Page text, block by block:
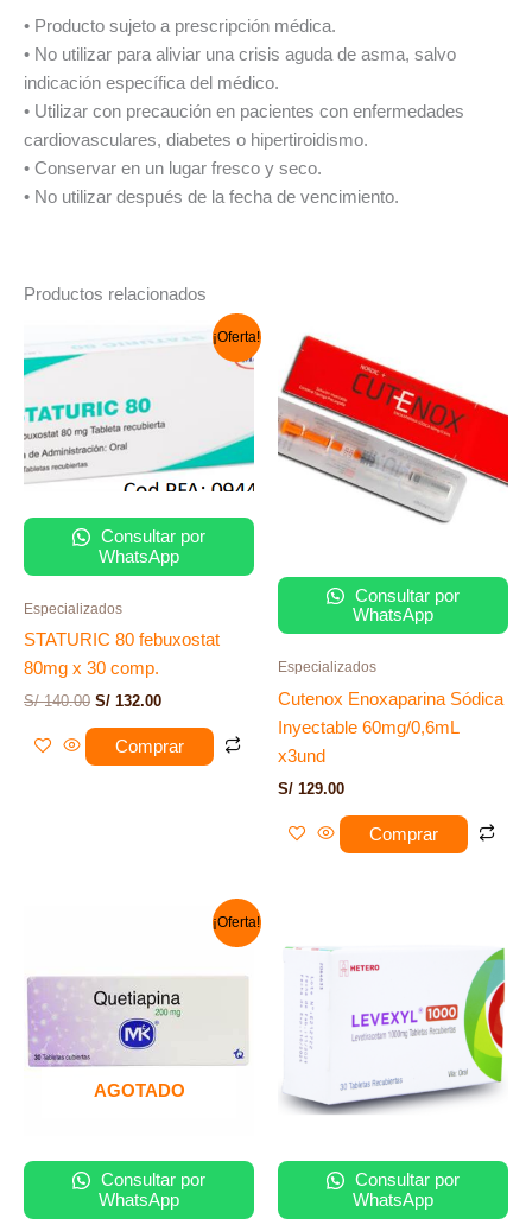
• Producto sujeto a prescripción médica.
• No utilizar para aliviar una crisis aguda de asma, salvo
indicación específica del médico.
• Utilizar con precaución en pacientes con enfermedades
cardiovasculares, diabetes o hipertiroidismo.
• Conservar en un lugar fresco y seco.
• No utilizar después de la fecha de vencimiento.
Productos relacionados
¡Oferta!
Consultar por
WhatsApp
Especializados
STATURIC 80 febuxostat
80mg x 30 comp.
S/140.00
precio
S/ 140.00.
S/ 132.00
Comprar
Consultar por
WhatsApp
Especializados
Cutenox Enoxaparina Sódica
Inyectable 60mg/0,6mL
x3und
S/ 129.00
Comprar
¡Oferta!
AGOTADO
Consultar por
WhatsApp
era:
S/ 80.00.
es:
S/ 60.00.
Consultar por
WhatsApp